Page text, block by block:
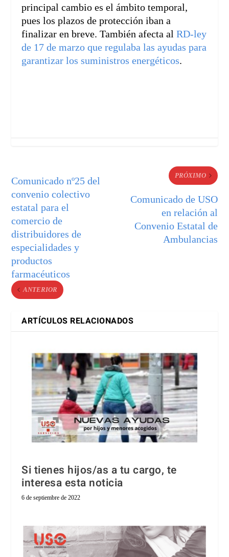
principal cambio es el ámbito temporal,
pues los plazos de protección iban a
finalizar en breve. También afecta alRD-ley
de 17 de marzo que regulaba las ayudas para
garantizar los suministros energéticos.
Comunicado nº25 del
convenio colectivo
estatal para el
comercio de
distribuidores de
especialidades y
productos
farmacéuticos
ANTERIOR
PRÓXIMO
Comunicado de USO
en relación al
Convenio Estatal de
Ambulancias
ARTÍCULOS RELACIONADOS
Si tienes hijos/as a tu cargo, te
interesa esta noticia
6 de septiembre de 2022